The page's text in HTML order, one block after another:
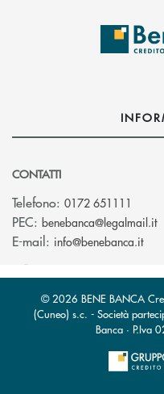
CONTATTI
Telefono: 0172 651111
PEC: benebanca@legalmail.it
E-mail: info@benebanca.it(si
© 2026 BENE BANCA
(Cuneo) s.c. - Società
Banca · P.Iva